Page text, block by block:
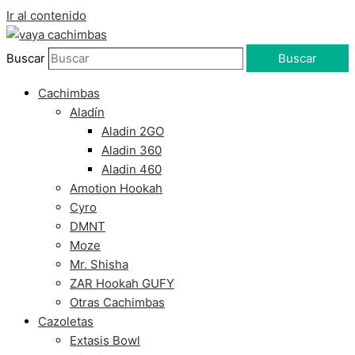
Ir al contenido
Buscar Buscar
Cachimbas
Aladín
Aladin 2GO
Aladin 360
Aladin 460
Amotion Hookah
Cyro
DMNT
Moze
Mr. Shisha
ZAR Hookah GUFY
Otras Cachimbas
Cazoletas
Extasis Bowl